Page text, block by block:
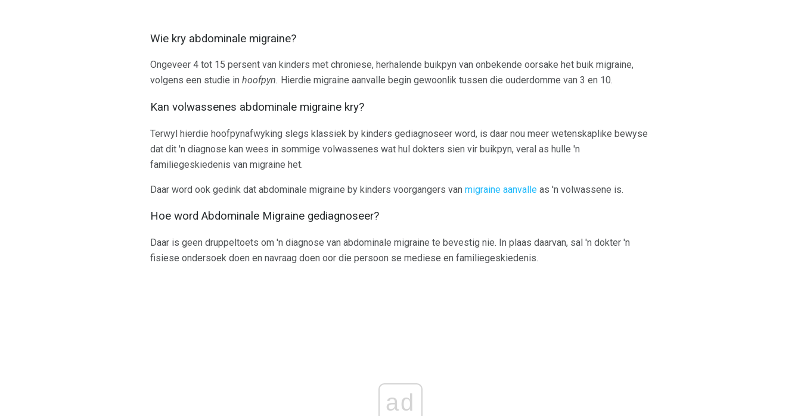
Wie kry abdominale migraine?
Ongeveer 4 tot 15 persent van kinders met chroniese, herhalende buikpyn van onbekende oorsake het buik migraine,
volgens een studie in hoofpyn. Hierdie migraine aanvalle begin gewoonlik tussen die ouderdomme van 3 en 10.
Kan volwassenes abdominale migraine kry?
Terwyl hierdie hoofpynafwyking slegs klassiek by kinders gediagnoseer word, is daar nou meer wetenskaplike bewyse
dat dit 'n diagnose kan wees in sommige volwassenes wat hul dokters sien vir buikpyn, veral as hulle 'n
familiegeskiedenis van migraine het.
Daar word ook gedink dat abdominale migraine by kinders voorgangers van migraine aanvalle as 'n volwassene is.
Hoe word Abdominale Migraine gediagnoseer?
Daar is geen druppeltoets om 'n diagnose van abdominale migraine te bevestig nie. In plaas daarvan, sal 'n dokter 'n
fisiese ondersoek doen en navraag doen oor die persoon se mediese en familiegeskiedenis.
ad